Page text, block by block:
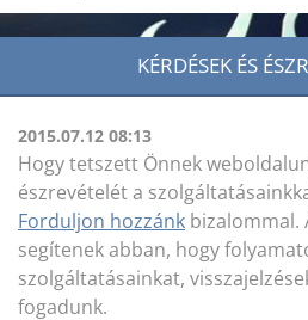
KÉRDÉSEK ÉS
2015.07.12 08:13
Hogy tetszett Önnek
észrevételét a
Forduljon hozzánk bizalommal.
segítenek abban, hogy
szolgáltatásainkat,
fogadunk.